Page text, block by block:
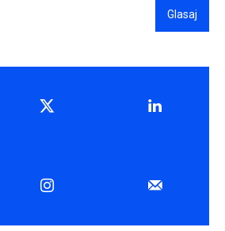
Glasaj